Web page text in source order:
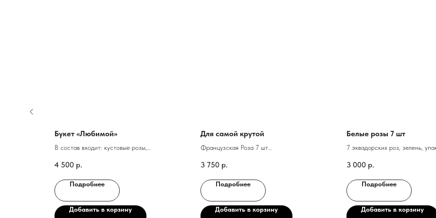
Букет «Любимой»
В состав входит: кустовые розы,
4 500 р.
Подробнее
Добавить в корзину
Для самой крутой
Французская Роза 7 шт
Упаковка
3 750 р.
Подробнее
Добавить в корзину
Белые розы 7 шт
7 эквадорских роз, зелень,
3 000 р.
Подробнее
Добавить в корзину